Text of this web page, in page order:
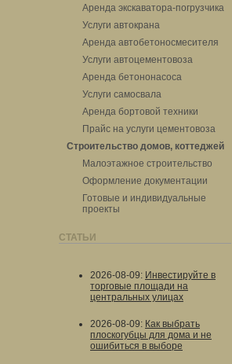
Аренда экскаватора-погрузчика
Услуги автокрана
Аренда автобетоносмесителя
Услуги автоцементовоза
Аренда бетононасоса
Услуги самосвала
Аренда бортовой техники
Прайс на услуги цементовоза
Строительство домов, коттеджей
Малоэтажное строительство
Оформление документации
Готовые и индивидуальные
проекты
СТАТЬИ
2026-08-09: Инвестируйте в
торговые площади на
центральных улицах
2026-08-09: Как выбрать
плоскогубцы для дома и не
ошибиться в выборе